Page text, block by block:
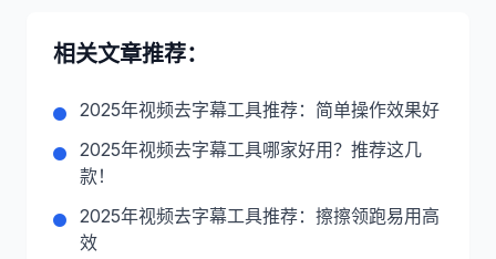
相关文章推荐：
2025年视频去字幕工具推荐：简单操作效果好
2025年视频去字幕工具哪家好用？推荐这几
款！
2025年视频去字幕工具推荐：擦擦领跑易用高
效